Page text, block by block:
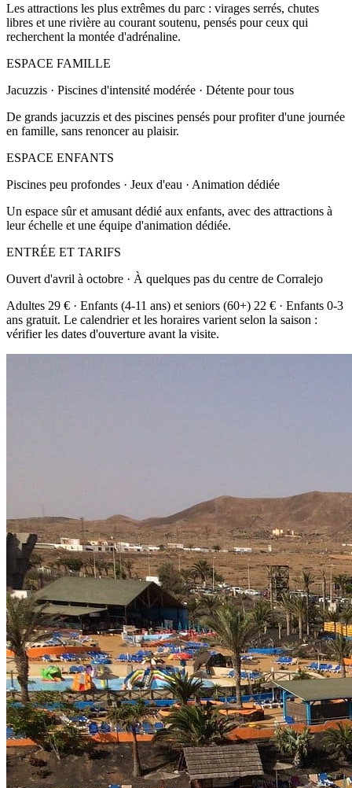
Les attractions les plus extrêmes du parc : virages serrés, chutes
libres et une rivière au courant soutenu, pensés pour ceux qui
recherchent la montée d'adrénaline.
ESPACE FAMILLE
Jacuzzis · Piscines d'intensité modérée · Détente pour tous
De grands jacuzzis et des piscines pensés pour profiter d'une journée
en famille, sans renoncer au plaisir.
ESPACE ENFANTS
Piscines peu profondes · Jeux d'eau · Animation dédiée
Un espace sûr et amusant dédié aux enfants, avec des attractions à
leur échelle et une équipe d'animation dédiée.
ENTRÉE ET TARIFS
Ouvert d'avril à octobre · À quelques pas du centre de Corralejo
Adultes 29 € · Enfants (4-11 ans) et seniors (60+) 22 € · Enfants 0-3
ans gratuit. Le calendrier et les horaires varient selon la saison :
vérifier les dates d'ouverture avant la visite.